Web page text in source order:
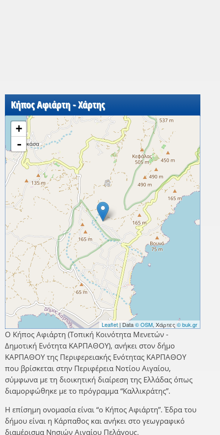
Κήπος Αφιάρτη - Χάρτης
+
-
Leaflet| Data© OSM, Χάρτες© buk.gr
Ο Κήπος Αφιάρτη (Τοπική Κοινότητα Μενετών -
Δημοτική Ενότητα ΚΑΡΠΑΘΟΥ), ανήκει στον δήμο
ΚΑΡΠΑΘΟΥ της Περιφερειακής Ενότητας ΚΑΡΠΑΘΟΥ
που βρίσκεται στην Περιφέρεια Νοτίου Αιγαίου,
σύμφωνα με τη διοικητική διαίρεση της Ελλάδας όπως
διαμορφώθηκε με το πρόγραμμα “Καλλικράτης”.
Η επίσημη ονομασία είναι “ο Κήπος Αφιάρτη”. Έδρα του
δήμου είναι η Κάρπαθος και ανήκει στο γεωγραφικό
διαμέρισμα Νησιών Αιγαίου Πελάγους.